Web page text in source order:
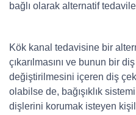
bağlı olarak alternatif
Kök kanal tedavisine bir
çıkarılmasını ve bunun bir
değiştirilmesini içeren diş
olabilse de, bağışıklık
dişlerini korumak isteyen